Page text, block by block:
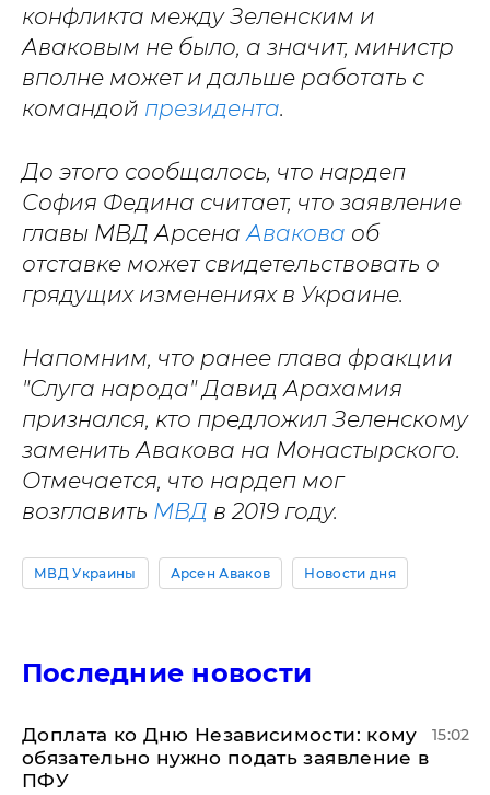
конфликта между Зеленским и
Аваковым не было, а значит, министр
вполне может и дальше работать с
командой президента.
До этого сообщалось, что нардеп
София Федина считает, что заявление
главы МВД АрсенаАвакова об
отставке может свидетельствовать о
грядущих изменениях в Украине.
Напомним, что ранее глава фракции
"Слуга народа" Давид Арахамия
признался, кто предложил Зеленскому
заменить Авакова на Монастырского.
Отмечается, что нардеп мог
возглавить МВД в 2019 году.
МВД Украины Арсен Аваков Новости дня
Последние новости
Доплата ко Дню Независимости: кому
обязательно нужно подать заявление в
ПФУ
15:02